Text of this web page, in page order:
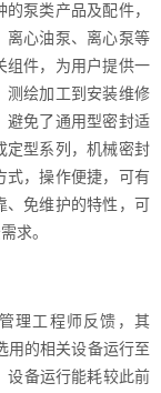
泵类产品及配件，
离心油泵、离心泵等
组件，为用户提供一
测绘加工到安装维修
避免了通用型密封适
定型系列，机械密封
式，操作便捷，可有
、免维护的特性，可
求。
理工程师反馈，其
用的相关设备运行至
设备运行能耗较此前